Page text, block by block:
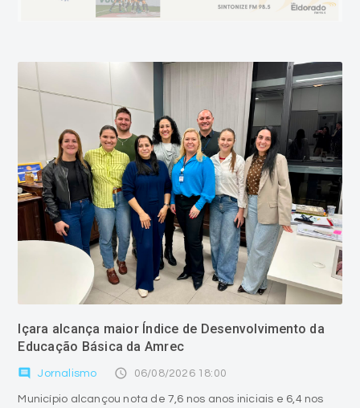
Içara alcança maior Índice de Desenvolvimento da
Educação Básica da Amrec
comment Jornalismo access_time 06/08/2026 18:00
Município alcançou nota de 7,6 nos anos iniciais e 6,4 nos